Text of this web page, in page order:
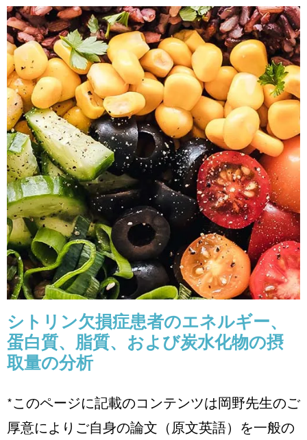
シトリン欠損症患者のエネルギ
ー、蛋白質、脂質、および炭水
化物の摂取量の分析
オンライン記事
シトリン欠損症患者のエネルギー、
蛋白質、脂質、および炭水化物の摂
取量の分析
*このページに記載のコンテンツは岡野先生のご
厚意によりご自身の論文（原文英語）を一般の